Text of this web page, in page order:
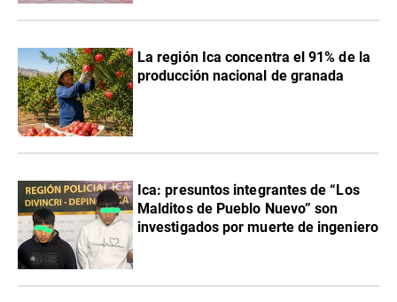
La región Ica concentra el 91% de la
producción nacional de granada
Ica: presuntos integrantes de “Los
Malditos de Pueblo Nuevo” son
investigados por muerte de ingeniero